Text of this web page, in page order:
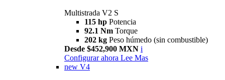
Multistrada V2 S
115 hp Potencia
92.1 Nm Torque
202 kg Peso húmedo (sin combustible)
Desde $452,900 MXN i
Configurar ahora Lee Mas
new V4